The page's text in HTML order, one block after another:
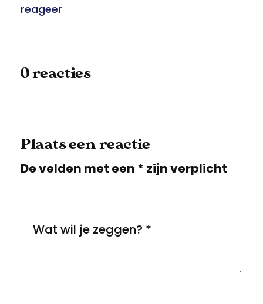
reageer
0 reacties
Plaats een reactie
De velden met een * zijn verplicht
Wat wil je zeggen? *